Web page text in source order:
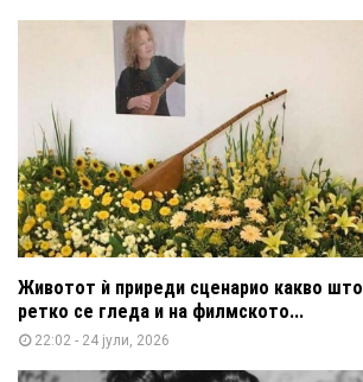
Животот ѝ приреди сценарио какво што
ретко се гледа и на филмското...
22:02 - 24 јули, 2026